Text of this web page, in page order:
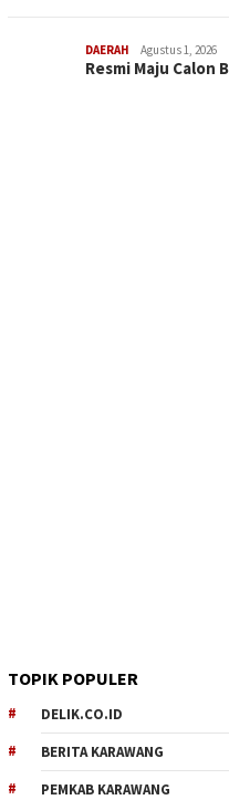
DAERAH Agustus 1, 2026
Resmi Maju Calon
TOPIK POPULER
DELIK.CO.ID
BERITA KARAWANG
PEMKAB KARAWANG